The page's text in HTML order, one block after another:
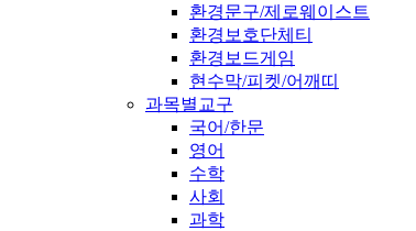
환경문구/제로웨이스트
환경보호단체티
환경보드게임
현수막/피켓/어깨띠
과목별교구
국어/한문
영어
수학
사회
과학